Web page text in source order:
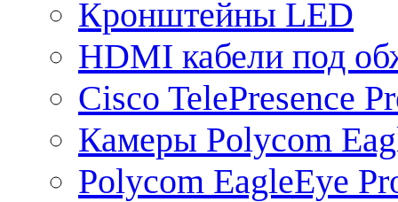
Кронштейны LED
HDMI кабели под
Cisco TelePresence
Камеры Polycom
Polycom EagleEye